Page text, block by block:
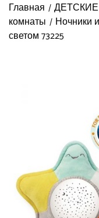
Главная
комнаты
Ночники
светом 73225